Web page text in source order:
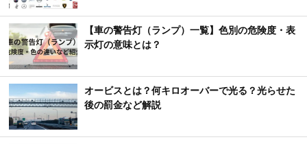
【車の警告灯（ランプ）一覧】色別の危険度・表
示灯の意味とは？
オービスとは？何キロオーバーで光る？光らせた
後の罰金など解説